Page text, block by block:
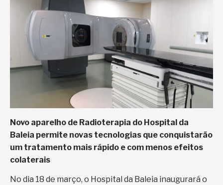
Novo aparelho de Radioterapia do Hospital da
Baleia permite novas tecnologias que conquistarão
um tratamento mais rápido e com menos efeitos
colaterais
No dia 18 de março, o Hospital da Baleia inaugurará o